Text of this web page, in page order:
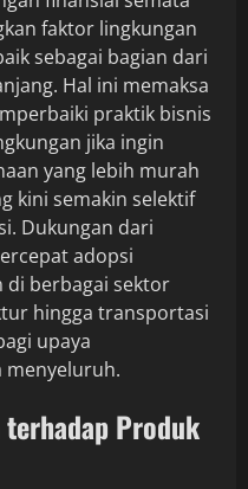
faktor lingkungan
sebagai bagian dari
Hal ini memaksa
praktik bisnis
jika ingin
yang lebih murah
kini semakin selektif
Dukungan dari
adopsi
di berbagai sektor
hingga transportasi
upaya
menyeluruh.
terhadap Produk